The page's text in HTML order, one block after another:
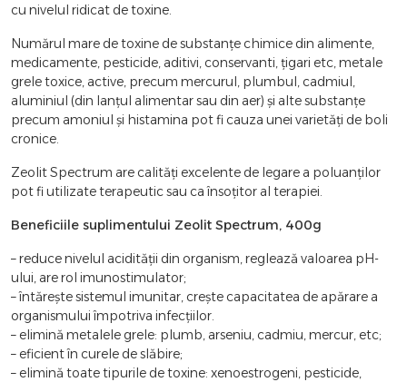
cu nivelul ridicat de toxine.
Numărul mare de toxine de substanţe chimice din alimente,
medicamente, pesticide, aditivi, conservanti, ţigari etc, metale
grele toxice, active, precum mercurul, plumbul, cadmiul,
aluminiul (din lanţul alimentar sau din aer) și alte substanțe
precum amoniul și histamina pot fi cauza unei varietăți de boli
cronice.
Zeolit Spectrum are calități excelente de legare a poluanților
pot fi utilizate terapeutic sau ca însoțitor al terapiei.
Beneficiile suplimentului Zeolit Spectrum, 400g
– reduce nivelul acidităţii din organism, reglează valoarea pH-
ului, are rol imunostimulator;
– întăreşte sistemul imunitar, creşte capacitatea de apărare a
organismului împotriva infecţiilor.
– elimină metalele grele: plumb, arseniu, cadmiu, mercur, etc;
– eficient în curele de slăbire;
– elimină toate tipurile de toxine: xenoestrogeni, pesticide,